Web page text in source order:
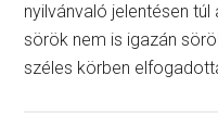
nyilvánvaló jelentésen
sörök nem is igazán
széles körben